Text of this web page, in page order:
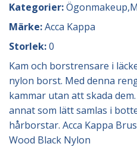
Kategorier:Ögonmakeup,
Märke:Acca Kappa
Storlek:0
Kam och borstrensare i
nylon borst. Med denna
kammar utan att skada
annat som lätt samlas i
hårborstar. Acca Kappa
Wood Black Nylon